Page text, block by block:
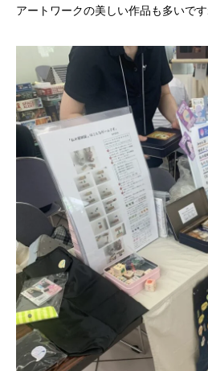
アートワークの美しい作品も多いで